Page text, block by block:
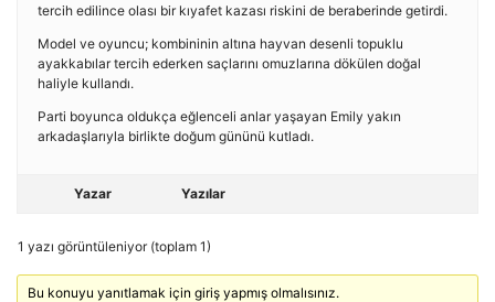
tercih edilince olası bir kıyafet kazası riskini de beraberinde getirdi.
Model ve oyuncu; kombininin altına hayvan desenli topuklu
ayakkabılar tercih ederken saçlarını omuzlarına dökülen doğal
haliyle kullandı.
Parti boyunca oldukça eğlenceli anlar yaşayan Emily yakın
arkadaşlarıyla birlikte doğum gününü kutladı.
Yazar Yazılar
1 yazı görüntüleniyor (toplam 1)
Bu konuyu yanıtlamak için giriş yapmış olmalısınız.